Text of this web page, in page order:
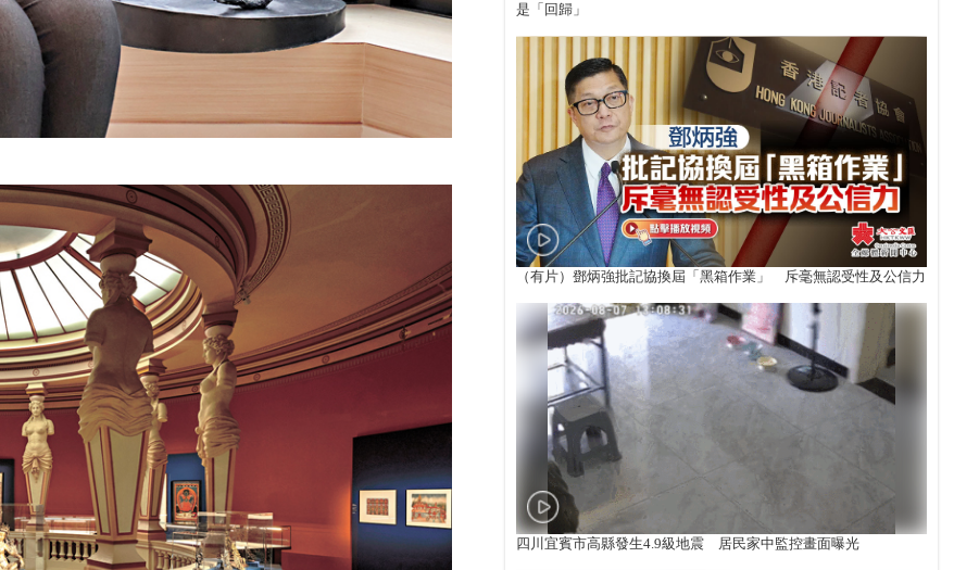
是「回歸」
（有片）鄧炳強批記協換屆「黑箱作業」 斥毫無認受性及公信力
四川宜賓市高縣發生4.9級地震 居民家中監控畫面曝光